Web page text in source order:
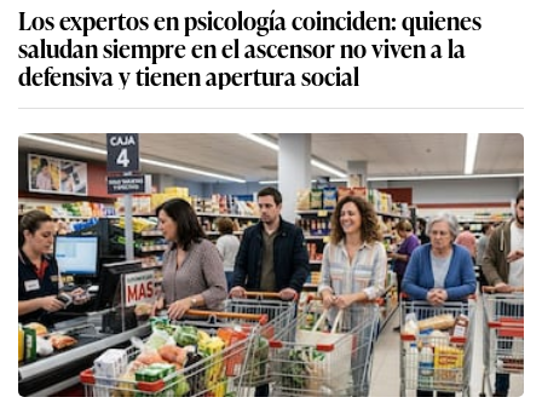
Los expertos en psicología coinciden: quienes
saludan siempre en el ascensor no viven a la
defensiva y tienen apertura social